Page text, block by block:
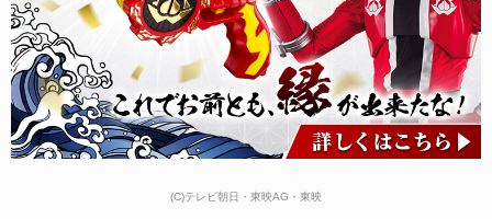
(C)テレビ朝日・東映AG・東映